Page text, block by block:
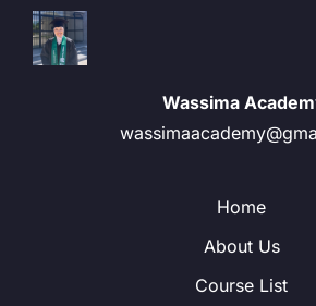
Wassima
Home
About Us
Course List